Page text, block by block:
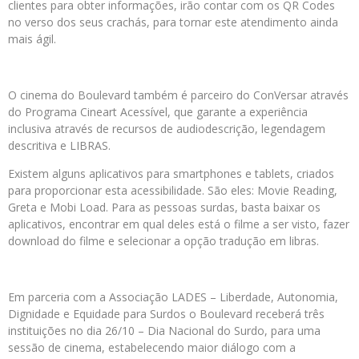
clientes para obter informações, irão contar com os QR Codes
no verso dos seus crachás, para tornar este atendimento ainda
mais ágil.
O cinema do Boulevard também é parceiro do ConVersar através
do Programa Cineart Acessível, que garante a experiência
inclusiva através de recursos de audiodescrição, legendagem
descritiva e LIBRAS.
Existem alguns aplicativos para smartphones e tablets, criados
para proporcionar esta acessibilidade. São eles: Movie Reading,
Greta e Mobi Load. Para as pessoas surdas, basta baixar os
aplicativos, encontrar em qual deles está o filme a ser visto, fazer
download do filme e selecionar a opção tradução em libras.
Em parceria com a Associação LADES – Liberdade, Autonomia,
Dignidade e Equidade para Surdos o Boulevard receberá três
instituições no dia 26/10 – Dia Nacional do Surdo, para uma
sessão de cinema, estabelecendo maior diálogo com a